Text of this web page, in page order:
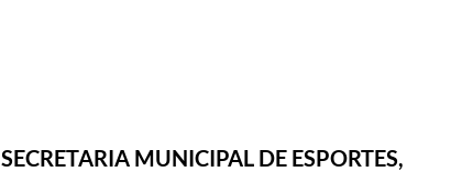
SECRETARIA MUNICIPAL DE ESPORTES,